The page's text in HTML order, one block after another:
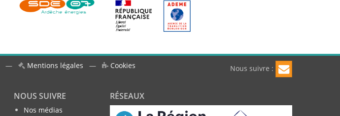
— Mentions légales — Cookies Nous suivre :
NOUS SUIVRE
Nos médias
RÉSEAUX